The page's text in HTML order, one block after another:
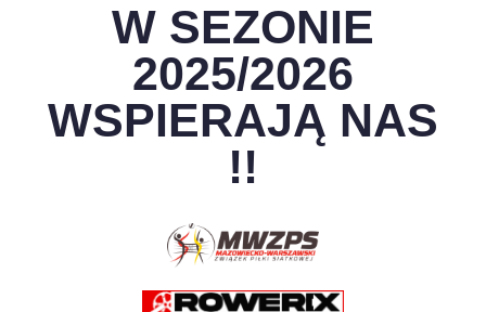
W SEZONIE
2025/2026
WSPIERAJĄ NAS
!!